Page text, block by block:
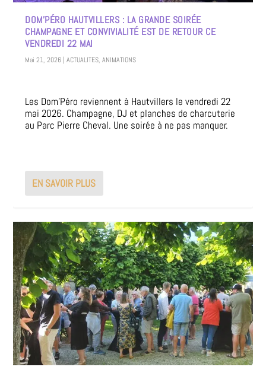
DOM’PÉRO HAUTVILLERS : LA GRANDE SOIRÉE
CHAMPAGNE ET CONVIVIALITÉ EST DE RETOUR CE
VENDREDI 22 MAI
Mai 21, 2026 |ACTUALITES,ANIMATIONS
Les Dom’Péro reviennent à Hautvillers le vendredi 22
mai 2026. Champagne, DJ et planches de charcuterie
au Parc Pierre Cheval. Une soirée à ne pas manquer.
EN SAVOIR PLUS